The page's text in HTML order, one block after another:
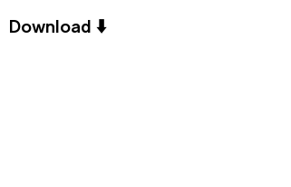
Download ⬇️